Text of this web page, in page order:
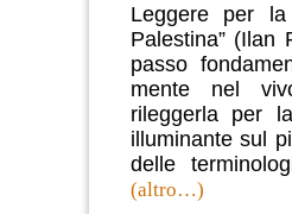
Leggere per
Palestina”
passo
mente nel
rileggerla per
illuminante sul
delle
(altro…)